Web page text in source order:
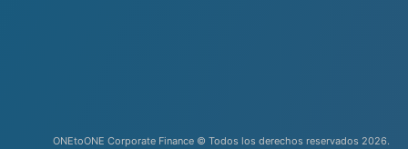
ONEtoONE Corporate Finance © Todos los derechos reservados 2026.